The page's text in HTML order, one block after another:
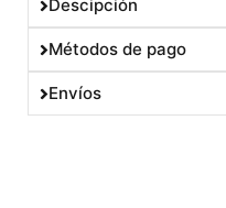
Descipción
Métodos de pago
Envíos